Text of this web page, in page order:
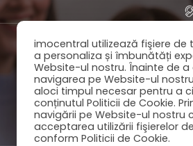
imocentral utilizează fişiere de
a personaliza și îmbunătăți
Website-ul nostru. Înainte de
navigarea pe Website-ul
aloci timpul necesar pentru a
conținutul Politicii de Cookie.
navigării pe Website-ul nostru
acceptarea utilizării fişierelor
conform Politicii de Cookie.